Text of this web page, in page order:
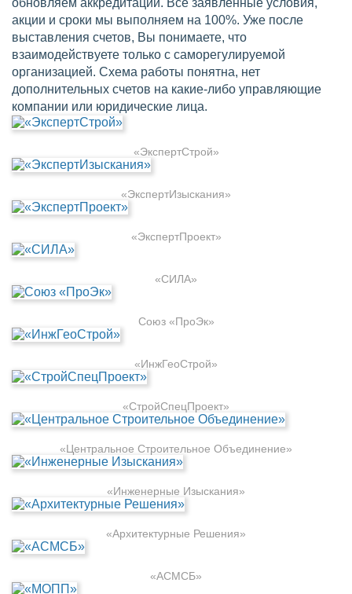
обновляем аккредитации. Все заявленные условия,
акции и сроки мы выполняем на 100%. Уже после
выставления счетов, Вы понимаете, что
взаимодействуете только с саморегулируемой
организацией. Схема работы понятна, нет
дополнительных счетов на какие-либо управляющие
компании или юридические лица.
«ЭкспертСтрой»
«ЭкспертИзыскания»
«ЭкспертПроект»
«СИЛА»
Союз «ПроЭк»
«ИнжГеоСтрой»
«СтройСпецПроект»
«Центральное Строительное Объединение»
«Инженерные Изыскания»
«Архитектурные Решения»
«АСМСБ»